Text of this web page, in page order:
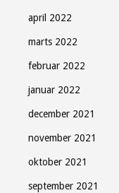
april 2022
marts 2022
februar 2022
januar 2022
december 2021
november 2021
oktober 2021
september 2021